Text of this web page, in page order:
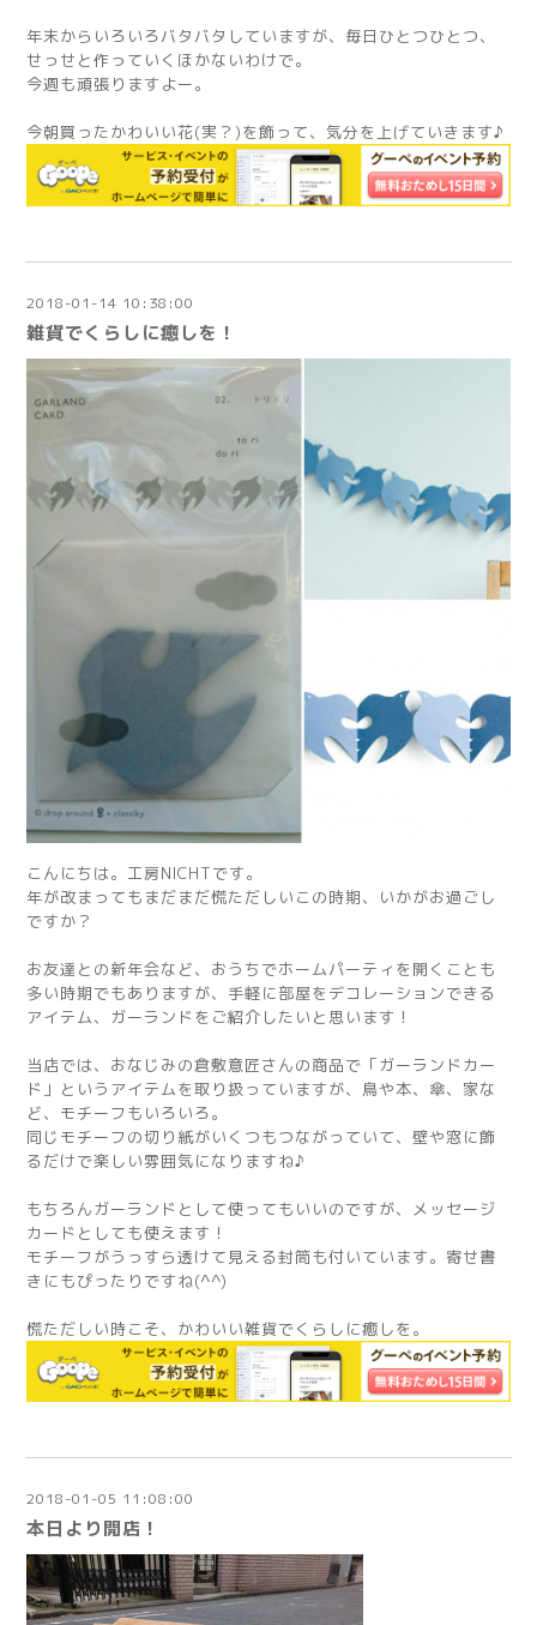
年末からいろいろバタバタしていますが、毎日ひとつひとつ、
せっせと作っていくほかないわけで。
今週も頑張りますよー。
今朝買ったかわいい花(実？)を飾って、気分を上げていきます♪
2018-01-14 10:38:00
雑貨でくらしに癒しを！
こんにちは。工房NICHTです。
年が改まってもまだまだ慌ただしいこの時期、いかがお過ごし
ですか？
お友達との新年会など、おうちでホームパーティを開くことも
多い時期でもありますが、手軽に部屋をデコレーションできる
アイテム、ガーランドをご紹介したいと思います！
当店では、おなじみの倉敷意匠さんの商品で「ガーランドカー
ド」というアイテムを取り扱っていますが、鳥や本、傘、家な
ど、モチーフもいろいろ。
同じモチーフの切り紙がいくつもつながっていて、壁や窓に飾
るだけで楽しい雰囲気になりますね♪
もちろんガーランドとして使ってもいいのですが、メッセージ
カードとしても使えます！
モチーフがうっすら透けて見える封筒も付いています。寄せ書
きにもぴったりですね(^^)
慌ただしい時こそ、かわいい雑貨でくらしに癒しを。
2018-01-05 11:08:00
本日より開店！